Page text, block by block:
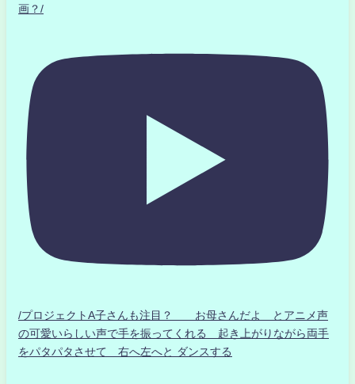
画？/
/プロジェクトA子さんも注目？ お母さんだよ とアニメ声
の可愛いらしい声で手を振ってくれる 起き上がりながら両手
をパタパタさせて 右へ左へと ダンスする